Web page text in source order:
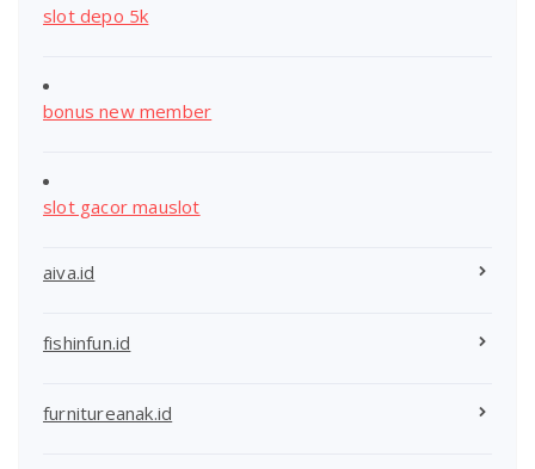
slot depo 5k
bonus new member
slot gacor mauslot
aiva.id
fishinfun.id
furnitureanak.id